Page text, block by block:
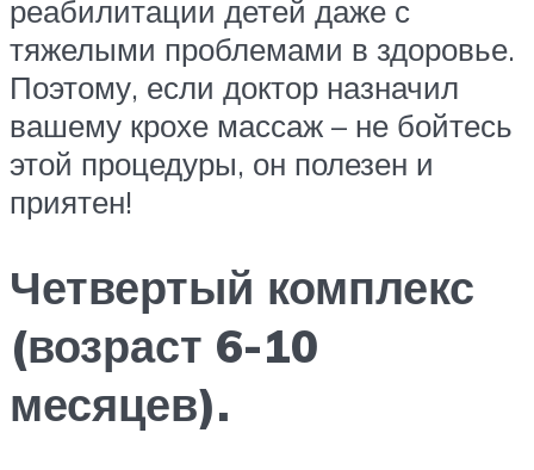
реабилитации детей даже с
тяжелыми проблемами в здоровье.
Поэтому, если доктор назначил
вашему крохе массаж – не бойтесь
этой процедуры, он полезен и
приятен!
Четвертый комплекс
(возраст 6-10
месяцев).